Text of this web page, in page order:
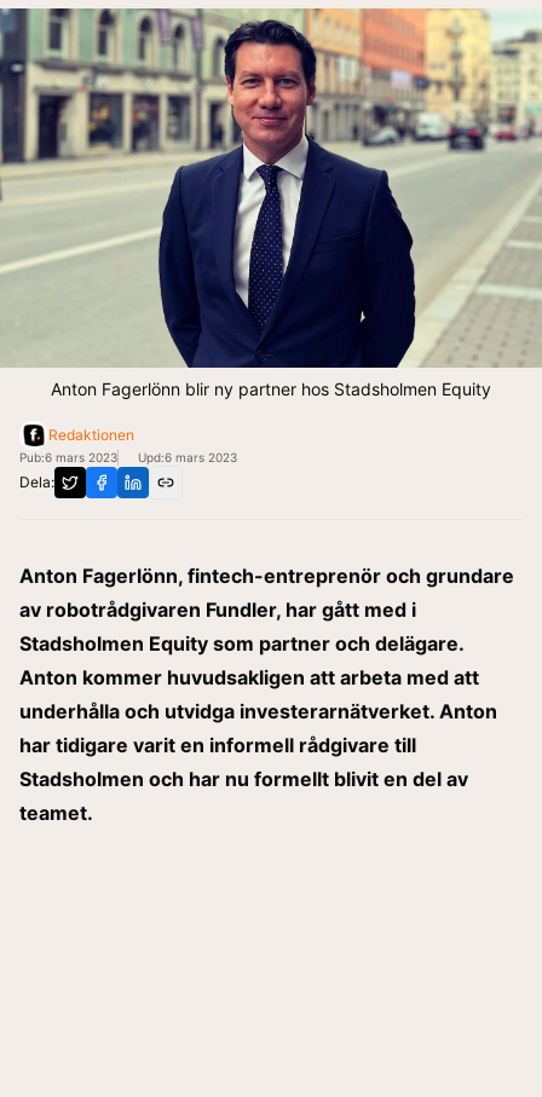
Anton Fagerlönn blir ny partner hos Stadsholmen Equity
Redaktionen
Pub:6 mars 2023 Upd:6 mars 2023
Dela:
Anton Fagerlönn, fintech-entreprenör och grundare
av robotrådgivaren Fundler, har gått med i
Stadsholmen Equity som partner och delägare.
Anton kommer huvudsakligen att arbeta med att
underhålla och utvidga investerarnätverket. Anton
har tidigare varit en informell rådgivare till
Stadsholmen och har nu formellt blivit en del av
teamet.